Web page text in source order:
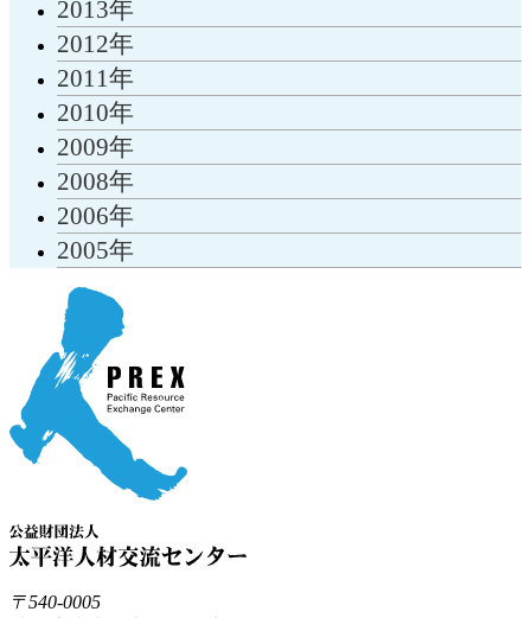
2013年
2012年
2011年
2010年
2009年
2008年
2006年
2005年
〒540-0005